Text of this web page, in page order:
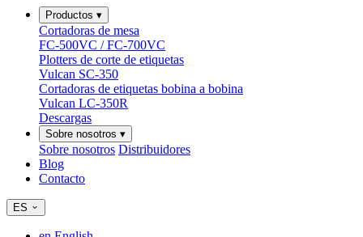
Productos ▾
Cortadoras de mesa
FC-500VC / FC-700VC
Plotters de corte de etiquetas
Vulcan SC-350
Cortadoras de etiquetas bobina a bobina
Vulcan LC-350R
Descargas
Sobre nosotros ▾
Sobre nosotros Distribuidores
Blog
Contacto
ES